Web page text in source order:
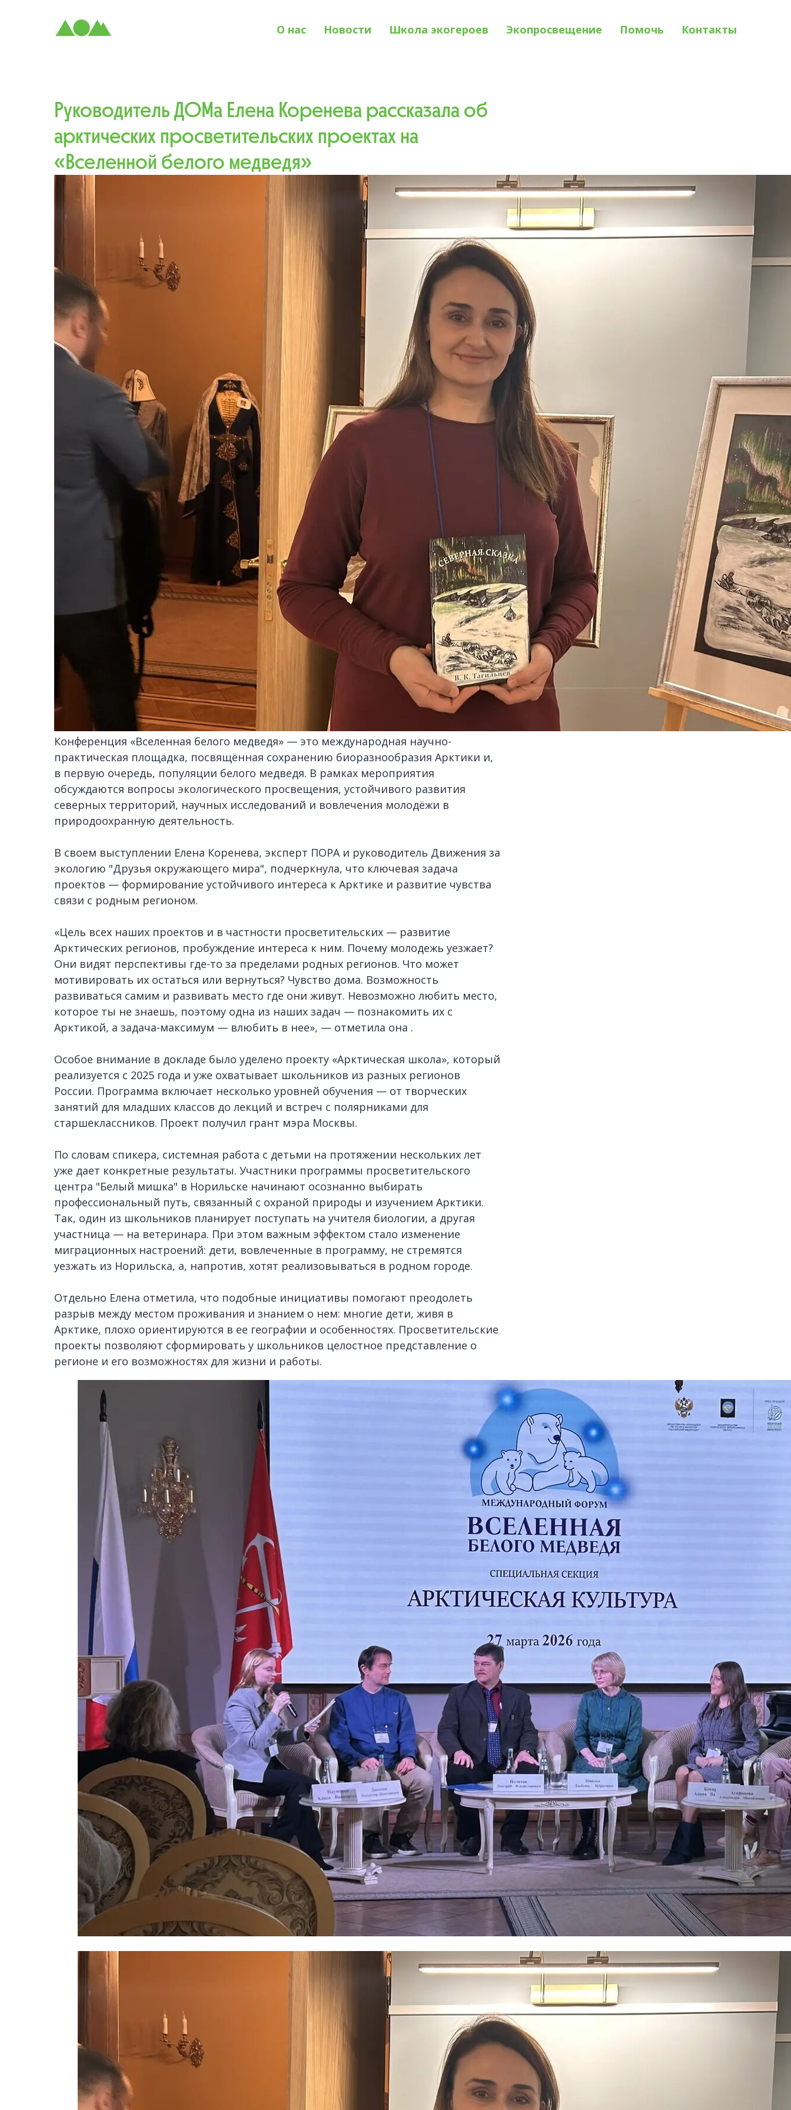
О нас Новости Школа экогероев Экопросвещение Помочь Контакты
Руководитель ДОМа Елена Коренева рассказала об
арктических просветительских проектах на
«Вселенной белого медведя»
Конференция «Вселенная белого медведя» — это международная научно-
практическая площадка, посвящённая сохранению биоразнообразия Арктики и,
в первую очередь, популяции белого медведя. В рамках мероприятия
обсуждаются вопросы экологического просвещения, устойчивого развития
северных территорий, научных исследований и вовлечения молодёжи в
природоохранную деятельность.
В своем выступлении Елена Коренева, эксперт ПОРА и руководитель Движения за
экологию "Друзья окружающего мира", подчеркнула, что ключевая задача
проектов — формирование устойчивого интереса к Арктике и развитие чувства
связи с родным регионом.
«Цель всех наших проектов и в частности просветительских — развитие
Арктических регионов, пробуждение интереса к ним. Почему молодежь уезжает?
Они видят перспективы где-то за пределами родных регионов. Что может
мотивировать их остаться или вернуться? Чувство дома. Возможность
развиваться самим и развивать место где они живут. Невозможно любить место,
которое ты не знаешь, поэтому одна из наших задач — познакомить их с
Арктикой, а задача-максимум — влюбить в нее», — отметила она .
Особое внимание в докладе было уделено проекту «Арктическая школа», который
реализуется с 2025 года и уже охватывает школьников из разных регионов
России. Программа включает несколько уровней обучения — от творческих
занятий для младших классов до лекций и встреч с полярниками для
старшеклассников. Проект получил грант мэра Москвы.
По словам спикера, системная работа с детьми на протяжении нескольких лет
уже дает конкретные результаты. Участники программы просветительского
центра "Белый мишка" в Норильске начинают осознанно выбирать
профессиональный путь, связанный с охраной природы и изучением Арктики.
Так, один из школьников планирует поступать на учителя биологии, а другая
участница — на ветеринара. При этом важным эффектом стало изменение
миграционных настроений: дети, вовлеченные в программу, не стремятся
уезжать из Норильска, а, напротив, хотят реализовываться в родном городе.
Отдельно Елена отметила, что подобные инициативы помогают преодолеть
разрыв между местом проживания и знанием о нем: многие дети, живя в
Арктике, плохо ориентируются в ее географии и особенностях. Просветительские
проекты позволяют сформировать у школьников целостное представление о
регионе и его возможностях для жизни и работы.